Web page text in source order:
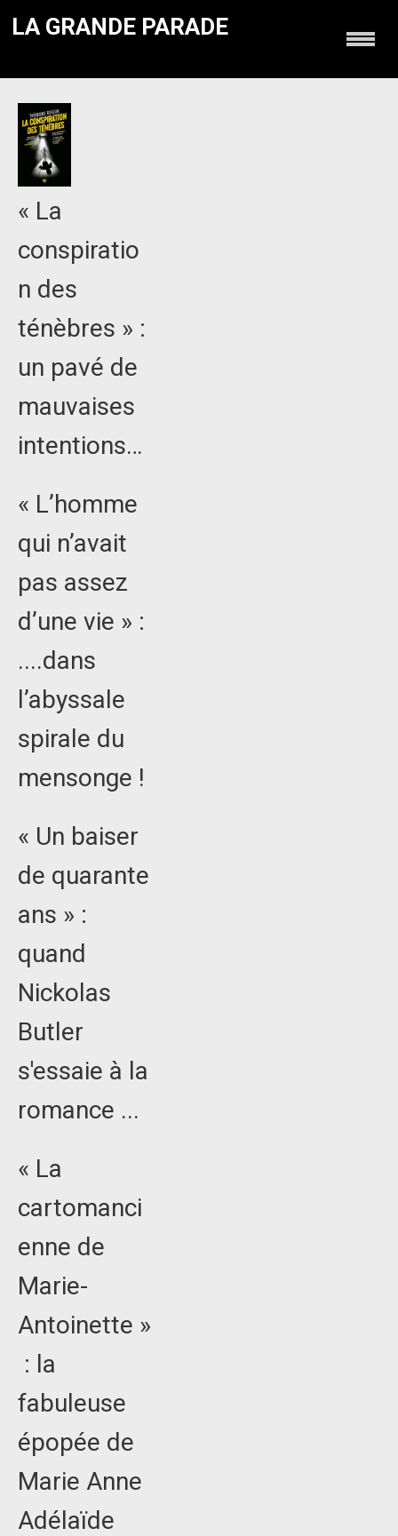
LA GRANDE PARADE
« La
conspiratio
n des
ténèbres » :
un pavé de
mauvaises
intentions…
« L’homme
qui n’avait
pas assez
d’une vie » :
....dans
l’abyssale
spirale du
mensonge !
« Un baiser
de quarante
ans » :
quand
Nickolas
Butler
s'essaie à la
romance ...
« La
cartomanci
enne de
Marie-
Antoinette »
: la
fabuleuse
épopée de
Marie Anne
Adélaïde